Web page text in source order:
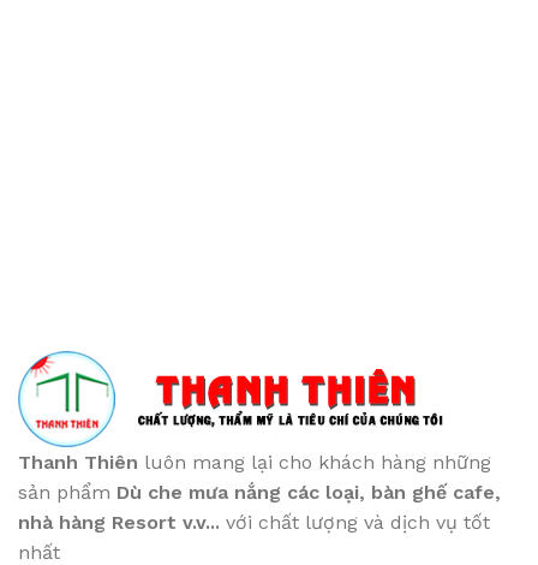
Thanh Thiên luôn mang lại cho khách hàng những
sản phẩm Dù che mưa nắng các loại, bàn ghế cafe,
nhà hàng Resort v.v... với chất lượng và dịch vụ tốt
nhất